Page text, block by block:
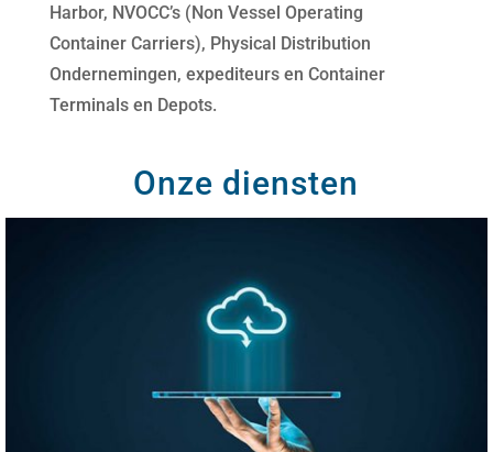
Harbor, NVOCC’s (Non Vessel Operating
Container Carriers), Physical Distribution
Ondernemingen, expediteurs en Container
Terminals en Depots.
Onze diensten